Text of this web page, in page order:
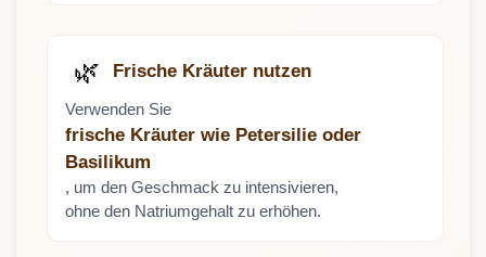
🌿 Frische Kräuter nutzen
Verwenden Sie
frische Kräuter wie Petersilie oder
Basilikum
, um den Geschmack zu intensivieren,
ohne den Natriumgehalt zu erhöhen.